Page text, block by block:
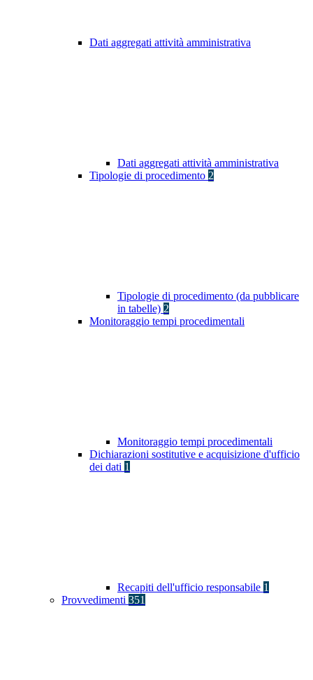
Dati aggregati attività amministrativa
Dati aggregati attività amministrativa
Tipologie di procedimento 2
Tipologie di procedimento (da pubblicare
in tabelle) 2
Monitoraggio tempi procedimentali
Monitoraggio tempi procedimentali
Dichiarazioni sostitutive e acquisizione d'ufficio
dei dati 1
Recapiti dell'ufficio responsabile 1
Provvedimenti 351